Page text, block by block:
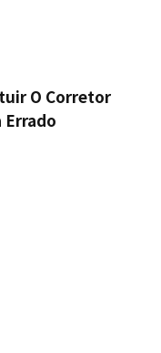
O Corretor
Errado